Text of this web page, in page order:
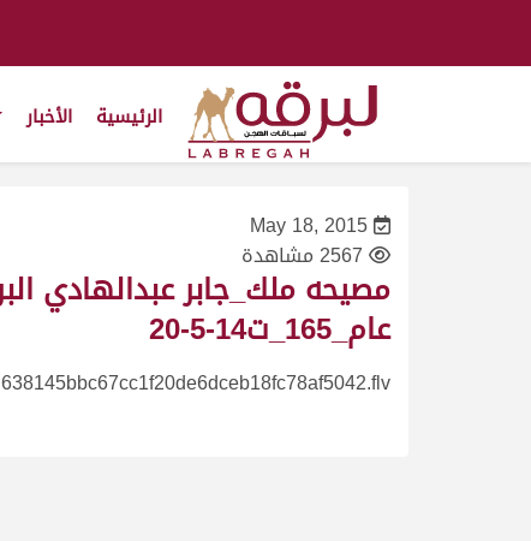
الرئيسية الأخبار
May 18, 2015
2567 مشاهدة
عام_165_ت14-5-20
638145bbc67cc1f20de6dceb18fc78af5042.flv